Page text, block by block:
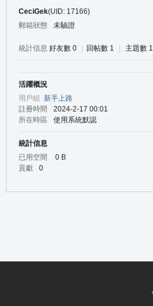
CeciGek(UID: 17166)
郵箱狀態
未驗證
統計信息 好友數 0 回帖數 1 主題數 1
活躍概況
用戶組 新手上路
註冊時間
2024-2-17 00:01
所在時區
使用系統默認
統計信息
已用空間
0 B
貢獻
0